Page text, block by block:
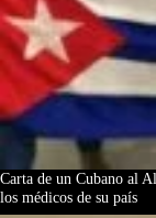
Carta de un Cubano al
los médicos de su país